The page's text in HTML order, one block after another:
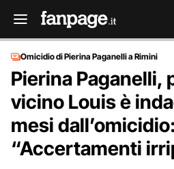
Omicidio di Pierina Paganelli a Rimini
Pierina Paganelli,
vicino Louis è
mesi dall’omicidio:
“Accertamenti